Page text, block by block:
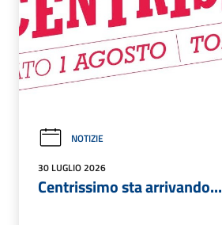
NOTIZIE
30 LUGLIO 2026
Centrissimo sta arrivando...